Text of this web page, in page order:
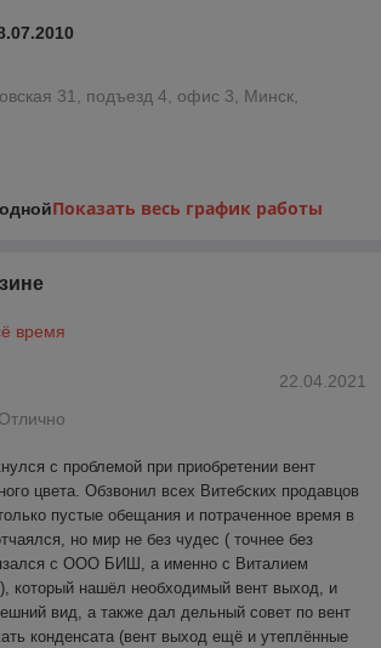
31, подъезд 4, офис 3, Минск,
Показать весь график работы
время
22.04.2021
Отлично
с проблемой при приобретении вент
цвета. Обзвонил всех Витебских продавцов
пустые обещания и потраченное время в
но мир не без чудес ( точнее без
с ООО БИШ, а именно с Виталием
который нашёл необходимый вент выход, и
вид, а также дал дельный совет по вент
конденсата (вент выход ещё и утеплённые